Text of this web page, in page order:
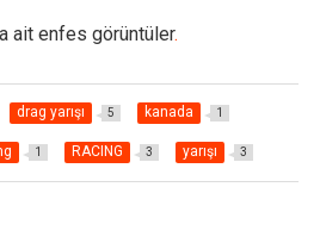
ait enfes görüntüler.
drag yarışı 5 kanada 1
1 RACING 3 yarışı 3